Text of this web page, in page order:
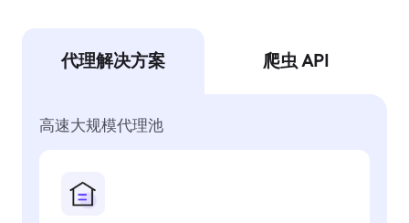
代理解决方案 爬虫 API
高速大规模代理池